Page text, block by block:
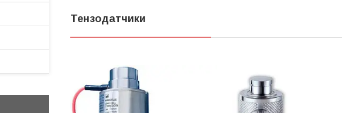
Тензодатчики